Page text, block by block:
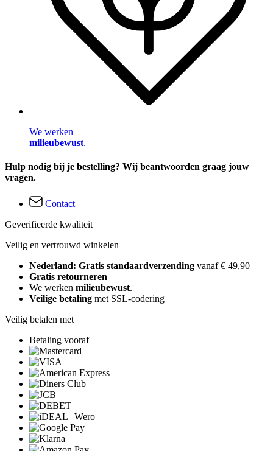
We werken
milieubewust.
Hulp nodig bij je bestelling? Wij beantwoorden graag jouw
vragen.
Contact
Geverifieerde kwaliteit
Veilig en vertrouwd winkelen
Nederland: Gratis standaardverzending vanaf € 49,90
Gratis retourneren
We werken milieubewust.
Veilige betaling met SSL-codering
Veilig betalen met
Betaling vooraf